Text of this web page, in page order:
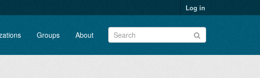
Log in
Groups About